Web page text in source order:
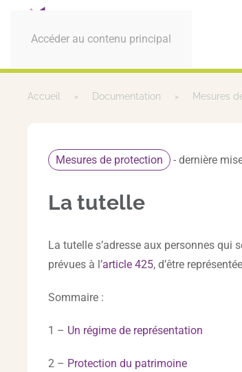
Accéder au contenu principal
Accueil Documentation Mesures
Mesures de protection - dernière
La tutelle
La tutelle s’adresse aux personnes qui
prévues à l’article 425, d’être
Sommaire :
1 – Un régime de représentation
2 – Protection du patrimoine